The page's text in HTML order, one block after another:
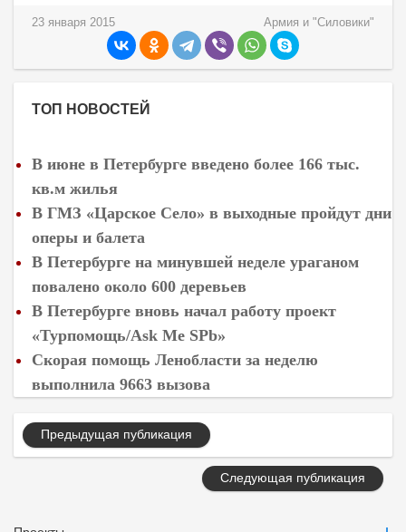
Армия и "Силовики"
23 января 2015
ТОП НОВОСТЕЙ
В июне в Петербурге введено более 166 тыс.
кв.м жилья
В ГМЗ «Царское Село» в выходные пройдут дни
оперы и балета
В Петербурге на минувшей неделе ураганом
повалено около 600 деревьев
В Петербурге вновь начал работу проект
«Турпомощь/Ask Me SPb»
Скорая помощь Ленобласти за неделю
выполнила 9663 вызова
Предыдущая публикация
Следующая публикация